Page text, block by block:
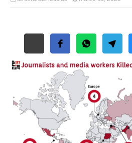
Widget by Elfsight